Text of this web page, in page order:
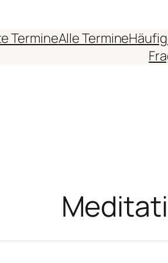
TermineAlle Termine